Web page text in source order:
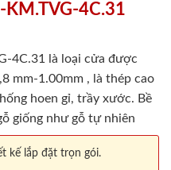
KM.TVG-4C.31
4C.31 là loại cửa được
mm-1.00mm , là thép cao
hoen gỉ, trầy xước. Bề
giống như gỗ tự nhiên
kế lắp đặt trọn gói.